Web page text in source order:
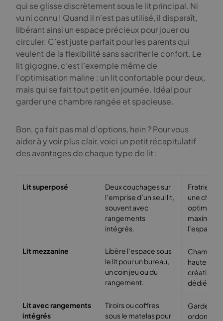
qui se glisse discrètement sous le lit principal. Ni
vu ni connu ! Quand il n’est pas utilisé, il disparaît,
libérant ainsi un espace précieux pour jouer ou
circuler. C’est juste parfait pour les parents qui
veulent de la flexibilité sans sacrifier le confort. Le
lit gigogne, c’est l’exemple même de
l’optimisation maline : un lit confortable pour deux,
mais qui se fait tout petit en journée. Idéal pour
garder une chambre rangée et spacieuse.
Bon, ça fait pas mal d’options, hein ? Pour vous
aider à y voir plus clair, voici un petit récapitulatif
des avantages de chaque type de lit :
Lit superposé
Deux couchages sur
l’emprise d’un seul lit,
souvent avec
rangements
intégrés.
Fratries
une
maximale
l’espace
Lit mezzanine
Libère l’espace sous
le lit pour un bureau,
un coin jeu ou du
rangement.
hauteur
création
dédiées.
Lit avec rangements
intégrés
Tiroirs ou coffres
sous le matelas pour
Garder